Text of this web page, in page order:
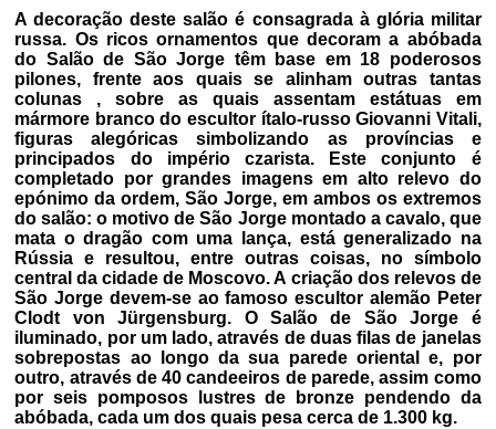
A decoração deste salão é consagrada à glória militar
russa. Os ricos ornamentos que decoram a abóbada
do Salão de São Jorge têm base em 18 poderosos
pilones, frente aos quais se alinham outras tantas
colunas , sobre as quais assentam estátuas em
mármore branco do escultor ítalo-russo Giovanni Vitali,
figuras alegóricas simbolizando as províncias e
principados do império czarista. Este conjunto é
completado por grandes imagens em alto relevo do
epónimo da ordem, São Jorge, em ambos os extremos
do salão: o motivo de São Jorge montado a cavalo, que
mata o dragão com uma lança, está generalizado na
Rússia e resultou, entre outras coisas, no símbolo
central da cidade de Moscovo. A criação dos relevos de
São Jorge devem-se ao famoso escultor alemão Peter
Clodt von Jürgensburg. O Salão de São Jorge é
iluminado, por um lado, através de duas filas de janelas
sobrepostas ao longo da sua parede oriental e, por
outro, através de 40 candeeiros de parede, assim como
por seis pomposos lustres de bronze pendendo da
abóbada, cada um dos quais pesa cerca de 1.300 kg.